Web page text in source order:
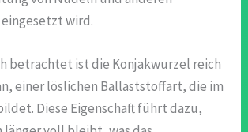
wird.
betrachtet ist die Konjakwurzel reich
einer löslichen Ballaststoffart, die im
Diese Eigenschaft führt dazu,